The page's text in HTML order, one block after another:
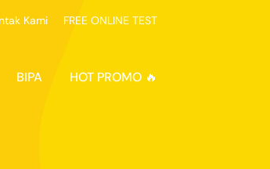
Kami FREE ONLINE TEST
BIPA HOT PROMO 🔥